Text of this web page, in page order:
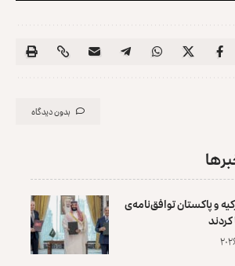
بدون دیدگاه
و پاکستان توافق‌نامه‌ی